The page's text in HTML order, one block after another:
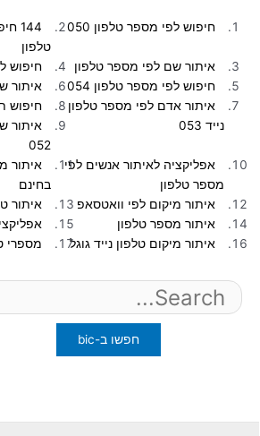
חיפוש לפי מספר טלפון 050
טלפון
איתור שם לפי מספר טלפון
חיפוש
חיפוש לפי מספר טלפון 054
איתור
איתור אדם לפי מספר טלפון
נייד 053
חיפוש
איתור
052
אפליקציה לאיתור אנשים לפי
מספר טלפון
איתור
בחינם
איתור מיקום לפי וואטסאפ
איתור
איתור מספר טלפון
איתור מיקום טלפון נייד גוגל
מספרי
for: